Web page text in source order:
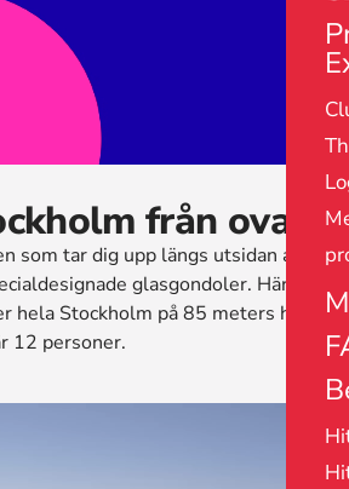
från ovan
som tar dig upp längs utsidan av
glasgondoler. Här får du
hela Stockholm på 85 meters höjd.
12 personer.
Pause